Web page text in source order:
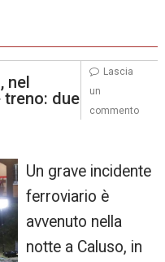
nel
due
Un grave incidente
ferroviario è
avvenuto nella
notte a Caluso, in
Lascia
un
commento